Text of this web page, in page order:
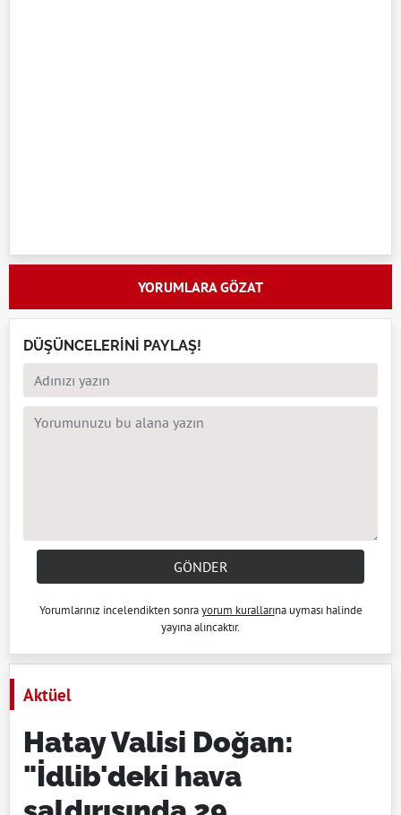
YORUMLARA GÖZAT
DÜŞÜNCELERİNİ PAYLAŞ!
GÖNDER
Yorumlarınız incelendikten sonrayorum kurallarına uyması halinde
yayına alıncaktır.
Aktüel
Hatay Valisi Doğan:
"İdlib'deki hava